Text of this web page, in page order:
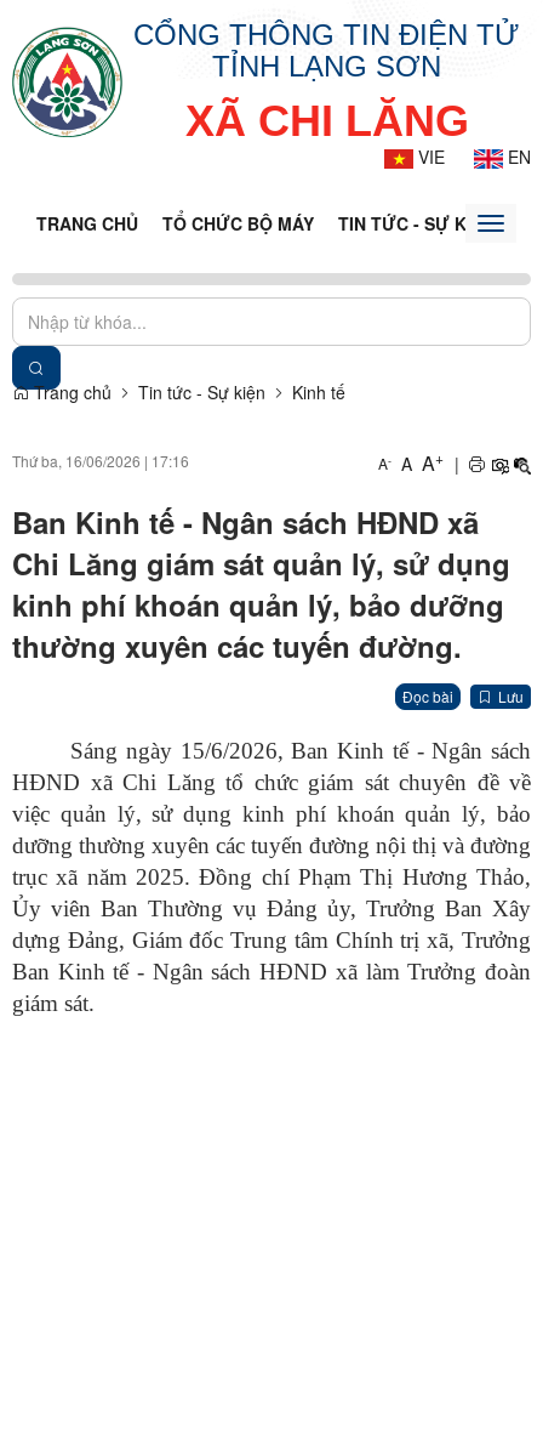
CỔNG THÔNG TIN ĐIỆN TỬ
TỈNH LẠNG SƠN
XÃ CHI LĂNG
VIE EN
TRANG CHỦ TỔ CHỨC BỘ MÁY TIN TỨC - SỰ KIỆNToggle
Trang chủ Tin tức - Sự kiện Kinh tế
Thứ ba, 16/06/2026 | 17:16 A- A A+ |
Ban Kinh tế - Ngân sách HĐND xã
Chi Lăng giám sát quản lý, sử dụng
kinh phí khoán quản lý, bảo dưỡng
thường xuyên các tuyến đường.
Đọc bài Lưu
Sáng ngày 15/6/2026, Ban Kinh tế - Ngân sách
HĐND xã Chi Lăng tổ chức giám sát chuyên đề về
việc quản lý, sử dụng kinh phí khoán quản lý, bảo
dưỡng thường xuyên các tuyến đường nội thị và đường
trục xã năm 2025. Đồng chí Phạm Thị Hương Thảo,
Ủy viên Ban Thường vụ Đảng ủy, Trưởng Ban Xây
dựng Đảng, Giám đốc Trung tâm Chính trị xã, Trưởng
Ban Kinh tế - Ngân sách HĐND xã làm Trưởng đoàn
giám sát.